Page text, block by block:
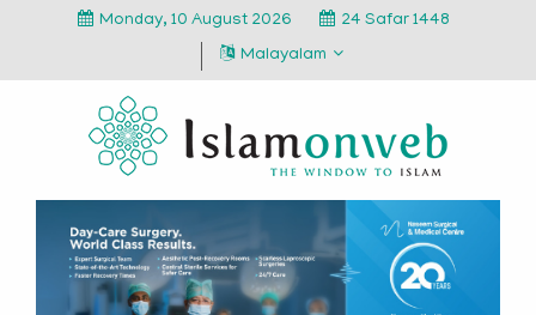
Monday, 10 August 2026
24 Safar 1448
Malayalam